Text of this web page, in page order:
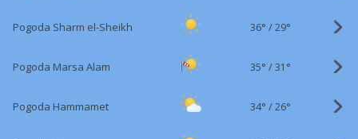
Pogoda Sharm el-Sheikh 36° /29°
Pogoda Marsa Alam 35° /31°
Pogoda Hammamet 34° /26°